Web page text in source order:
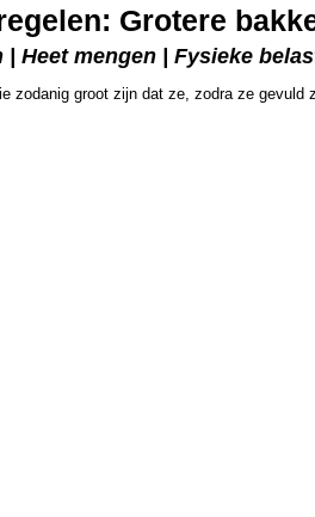
Grotere
| Heet mengen | Fysieke
zodanig groot zijn dat ze, zodra ze